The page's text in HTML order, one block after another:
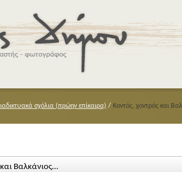
σχόλια (πρώην επίκαιρα) / Κοντός, χοντρός και
Βαλκάνιος…